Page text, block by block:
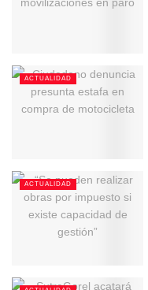
ACTUALIDAD
ACTUALIDAD